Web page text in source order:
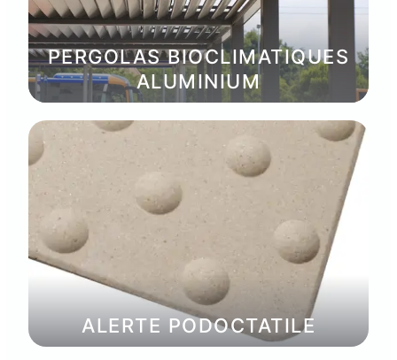
PERGOLAS BIOCLIMATIQUES
ALUMINIUM
ALERTE PODOCTATILE